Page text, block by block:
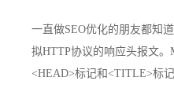
一直做SEO优化的朋友都知
拟HTTP协议的响应头报文
<HEAD>标记和<TITLE>标